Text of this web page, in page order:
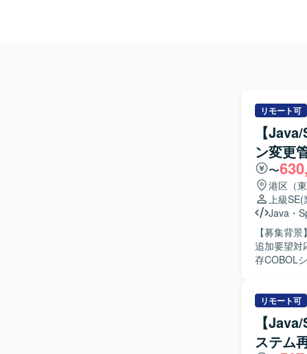
リモート可
【
ン変更
〜
港区（
上級SE(
Java ・
【募集背
追加要望対応
存COBOL
も行っていただきます。 【求める人物
ーション
対応し、品
魅力】 大
リモート可
【
ステム